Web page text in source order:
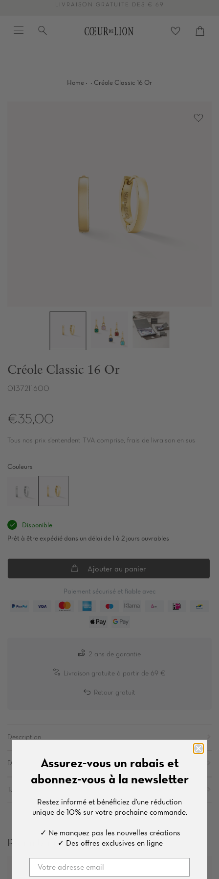
LIVRAISON GRATUITE DÈS € 69
Home · · Créole Classic 16 Or
Créole Classic 16 Or
0137211600
€35,00
Tous nos prix s’entendent TVA comprise, frais de livraison en sus
Couleurs
Disponible
Prêt à être expédié dans un délai de 1 à 2 jours ouvrables
Ajouter au panier
Paiement sécurisé et fiable avec
2 ans de garantie
Livraison gratuite à partir de 69 €
Retour gratuit
Description
Détails
Tailles
Produits qui pourraient vous plaire
Assurez-vous un rabais et
abonnez-vous à la newsletter
Restez informé et bénéficiez d'une réduction
unique de 10%sur votre prochaine commande.
✓ Ne manquez pas les nouvelles créations
✓ Des offres exclusives en ligne